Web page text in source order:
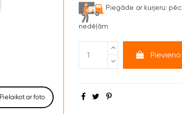
Pielaikot ar foto
Piegāde ar kurjeru:
nedēļām